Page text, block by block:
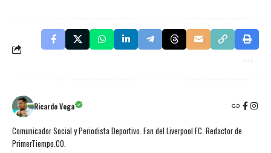
Ricardo Vega
Comunicador Social y Periodista Deportivo. Fan del Liverpool FC. Redactor de
PrimerTiempo.CO.